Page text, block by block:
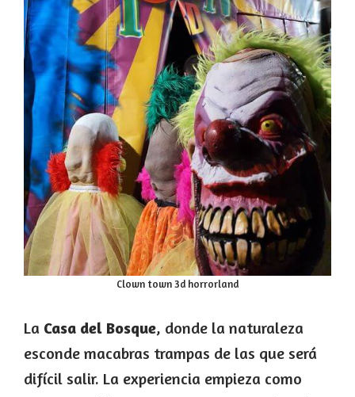
Clown town 3d horrorland
La Casa del Bosque, donde la naturaleza
esconde macabras trampas de las que será
difícil salir. La experiencia empieza como